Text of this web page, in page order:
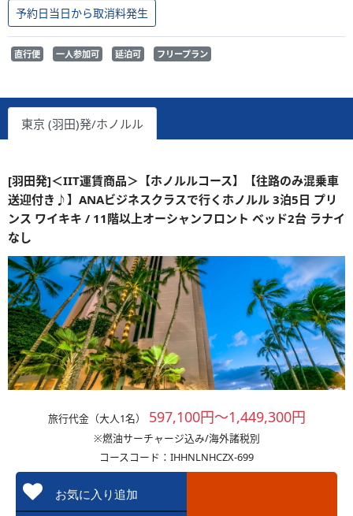
予約日当日から取消料発生
直行便 一人参加可 延泊可 フリープラン
東京 (羽田)発/ホノルル
[羽田発]＜IIT運賃商品＞【ホノルルコース】【往路のみ混乗車
送迎付き♪】ANAビジネスクラスで行くホノルル 3泊5日 プリ
ンス ワイキキ / 11階以上オーシャンフロント ベッド2台 ラナイ
なし
旅行代金（大人1名） 597,100円～1,449,300円
※燃油サーチャージ込み/海外諸税別
コースコード：IHHNLNHCZX-699
お気に入り追加